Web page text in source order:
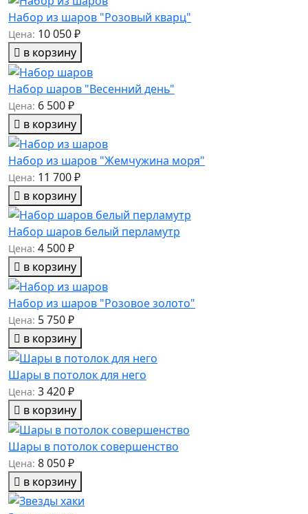
Набор из шаров "Розовый кварц"
Цена: 10 050 ₽
в корзину
Набор шаров "Весенний день"
Цена: 6 500 ₽
в корзину
Набор из шаров "Жемчужина моря"
Цена: 11 700 ₽
в корзину
Набор шаров белый перламутр
Цена: 4 500 ₽
в корзину
Набор из шаров "Розовое золото"
Цена: 5 750 ₽
в корзину
Шары в потолок для него
Цена: 3 420 ₽
в корзину
Шары в потолок совершенство
Цена: 8 050 ₽
в корзину